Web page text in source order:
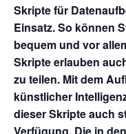
Skripte für
Einsatz. So können
bequem und vor
Skripte erlauben
zu teilen. Mit dem
künstlicher
dieser Skripte auch
Verfügung. Die in